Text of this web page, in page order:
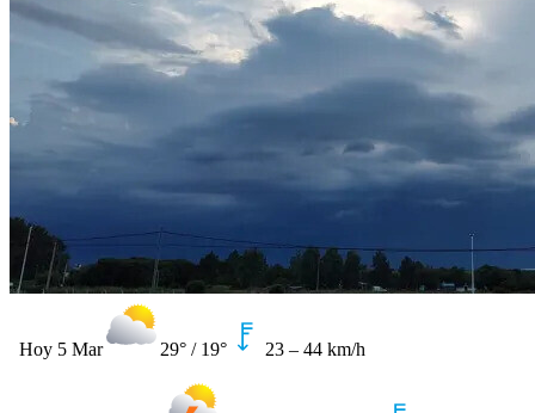
Hoy 5 Mar 29° / 19° 23 – 44 km/h